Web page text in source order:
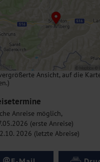
Ansicht, auf die
Anreise möglich,
(erste Anreise)
2026 (letzte Abreise)
@